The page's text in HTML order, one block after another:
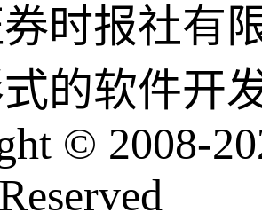
时报社有
的软件开
© 2008-